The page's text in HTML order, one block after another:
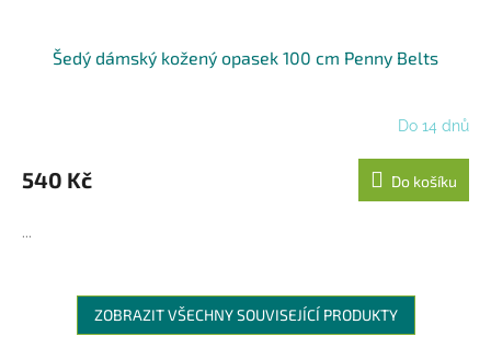
Šedý dámský kožený opasek 100 cm Penny Belts
Do 14 dnů
540 Kč Do košíku
...
ZOBRAZIT VŠECHNY SOUVISEJÍCÍ PRODUKTY